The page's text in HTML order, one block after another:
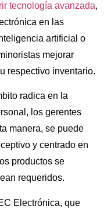
tecnología avanzada,
en las
artificial o
mejorar
respectivo inventario.
radica en la
los gerentes
manera, se puede
y centrado en
productos se
requeridos.
Electrónica, que